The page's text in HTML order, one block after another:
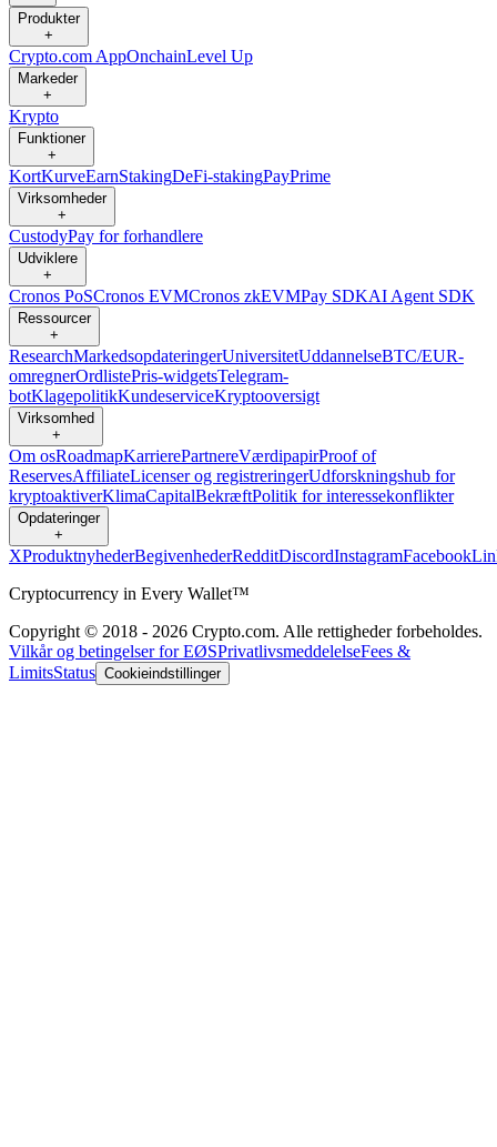
Produkter
+
Crypto.com AppOnchainLevel Up
Markeder
+
Krypto
Funktioner
+
KortKurveEarnStakingDeFi-stakingPayPrime
Virksomheder
+
CustodyPay for forhandlere
Udviklere
+
Cronos PoSCronos EVMCronos zkEVMPay SDKAI Agent SDK
Ressourcer
+
ResearchMarkedsopdateringerUniversitetUddannelseBTC/EUR-
omregnerOrdlistePris-widgetsTelegram-
botKlagepolitikKundeserviceKryptooversigt
Virksomhed
+
Om osRoadmapKarrierePartnereVærdipapirProof of
ReservesAffiliateLicenser og registreringerUdforskningshub for
kryptoaktiverKlimaCapitalBekræftPolitik for interessekonflikter
Opdateringer
+
XProduktnyhederBegivenhederRedditDiscordInstagramFacebook
Cryptocurrency in Every Wallet™
Copyright © 2018 - 2026 Crypto.com. Alle rettigheder forbeholdes.
Vilkår og betingelser for EØSPrivatlivsmeddelelseFees &
LimitsStatus Cookieindstillinger